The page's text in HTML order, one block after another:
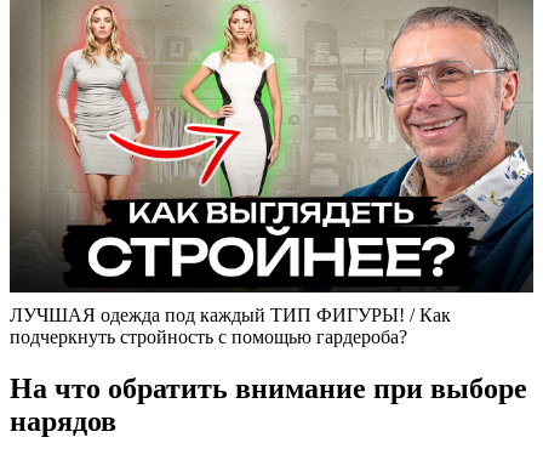
ЛУЧШАЯ одежда под каждый ТИП ФИГУРЫ! / Как
подчеркнуть стройность с помощью гардероба?
На что обратить внимание при выборе
нарядов